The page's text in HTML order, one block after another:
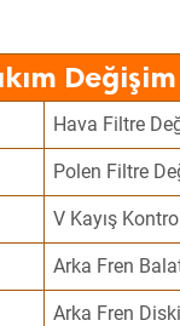
Hava Filtre
Polen Filtre
V Kayış
Arka Fren
Arka Fren